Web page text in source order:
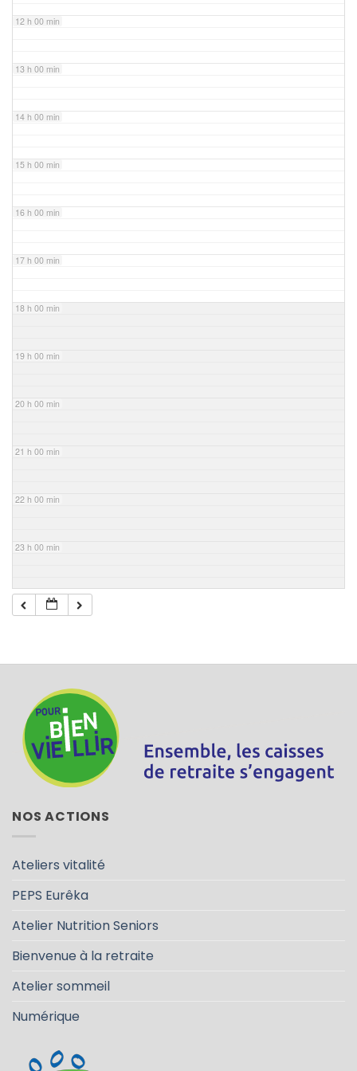
12 h 00 min
13 h 00 min
14 h 00 min
15 h 00 min
16 h 00 min
17 h 00 min
18 h 00 min
19 h 00 min
20 h 00 min
21 h 00 min
22 h 00 min
23 h 00 min
NOS ACTIONS
Ateliers vitalité
PEPS Eurêka
Atelier Nutrition Seniors
Bienvenue à la retraite
Atelier sommeil
Numérique